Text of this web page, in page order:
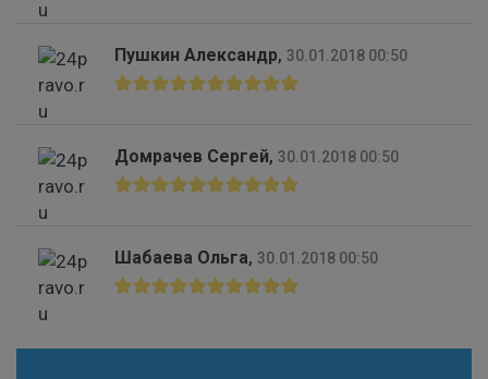
Пушкин Александр, 30.01.2018 00:50
Домрачев Сергей, 30.01.2018 00:50
Шабаева Ольга, 30.01.2018 00:50